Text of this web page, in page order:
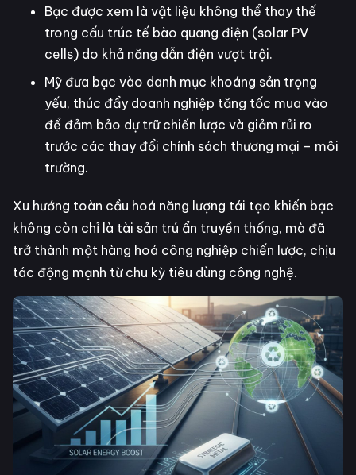
Bạc được xem là vật liệu không thể thay thế
trong cấu trúc tế bào quang điện (solar PV
cells) do khả năng dẫn điện vượt trội.
Mỹ đưa bạc vào danh mục khoáng sản trọng
yếu, thúc đẩy doanh nghiệp tăng tốc mua vào
để đảm bảo dự trữ chiến lược và giảm rủi ro
trước các thay đổi chính sách thương mại – môi
trường.
Xu hướng toàn cầu hoá năng lượng tái tạo khiến bạc
không còn chỉ là tài sản trú ẩn truyền thống, mà đã
trở thành một hàng hoá công nghiệp chiến lược, chịu
tác động mạnh từ chu kỳ tiêu dùng công nghệ.